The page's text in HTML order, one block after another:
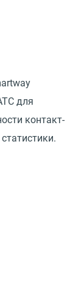
для
контакт-